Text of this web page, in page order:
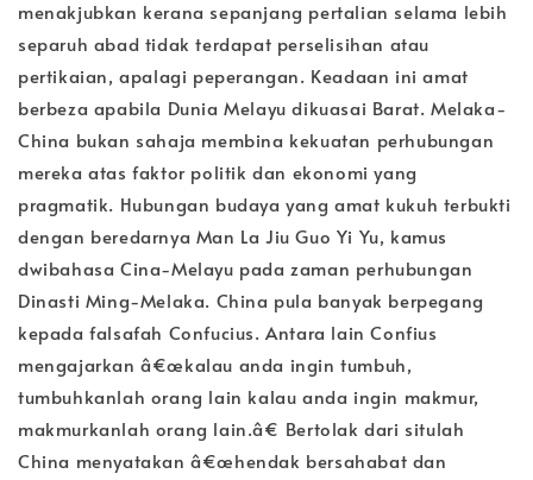
menakjubkan kerana sepanjang pertalian selama lebih
separuh abad tidak terdapat perselisihan atau
pertikaian, apalagi peperangan. Keadaan ini amat
berbeza apabila Dunia Melayu dikuasai Barat. Melaka-
China bukan sahaja membina kekuatan perhubungan
mereka atas faktor politik dan ekonomi yang
pragmatik. Hubungan budaya yang amat kukuh terbukti
dengan beredarnya Man La Jiu Guo Yi Yu, kamus
dwibahasa Cina-Melayu pada zaman perhubungan
Dinasti Ming-Melaka. China pula banyak berpegang
kepada falsafah Confucius. Antara lain Confius
mengajarkan â€œkalau anda ingin tumbuh,
tumbuhkanlah orang lain kalau anda ingin makmur,
makmurkanlah orang lain.â€ Bertolak dari situlah
China menyatakan â€œhendak bersahabat dan